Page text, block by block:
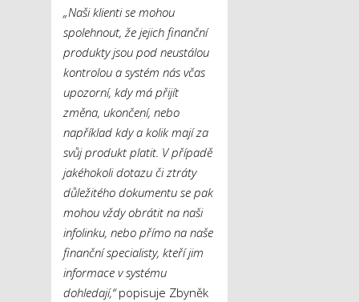
„Naši klienti se mohou
spolehnout, že jejich finanční
produkty jsou pod neustálou
kontrolou a systém nás včas
upozorní, kdy má přijít
změna, ukončení, nebo
například kdy a kolik mají za
svůj produkt platit. V případě
jakéhokoli dotazu či ztráty
důležitého dokumentu se pak
mohou vždy obrátit na naši
infolinku, nebo přímo na naše
finanční specialisty, kteří jim
informace v systému
dohledají,“popisuje Zbyněk